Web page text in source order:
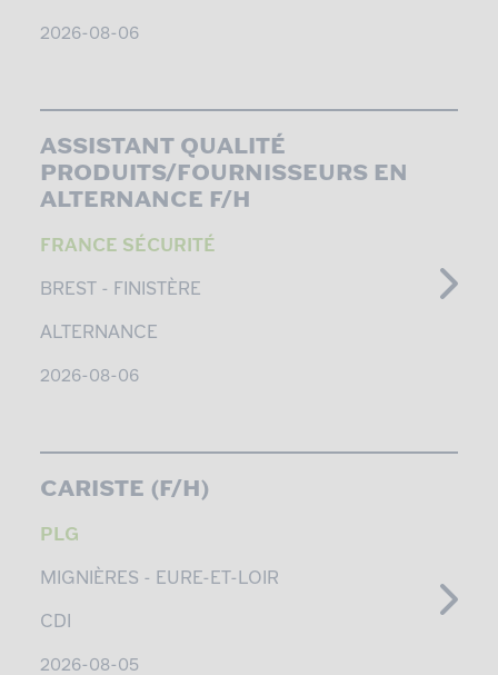
2026-08-06
ASSISTANT QUALITÉ
PRODUITS/FOURNISSEURS EN
ALTERNANCE F/H
FRANCE SÉCURITÉ
BREST - FINISTÈRE
ALTERNANCE
2026-08-06
CARISTE (F/H)
PLG
MIGNIÈRES - EURE-ET-LOIR
CDI
2026-08-05